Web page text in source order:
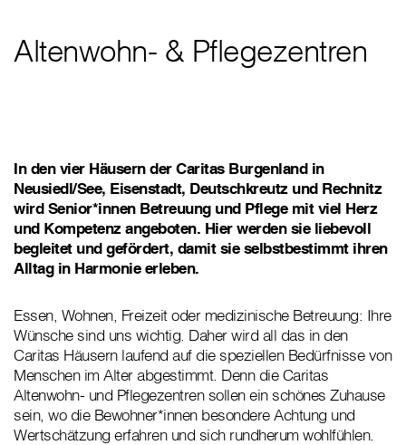
Altenwohn- & Pflegezentren
In den vier Häusern der Caritas Burgenland in
Neusiedl/See, Eisenstadt, Deutschkreutz und Rechnitz
wird Senior*innen Betreuung und Pflege mit viel Herz
und Kompetenz angeboten. Hier werden sie liebevoll
begleitet und gefördert, damit sie selbstbestimmt ihren
Alltag in Harmonie erleben.
Essen, Wohnen, Freizeit oder medizinische Betreuung: Ihre
Wünsche sind uns wichtig. Daher wird all das in den
Caritas Häusern laufend auf die speziellen Bedürfnisse von
Menschen im Alter abgestimmt. Denn die Caritas
Altenwohn- und Pflegezentren sollen ein schönes Zuhause
sein, wo die Bewohner*innen besondere Achtung und
Wertschätzung erfahren und sich rundherum wohlfühlen.